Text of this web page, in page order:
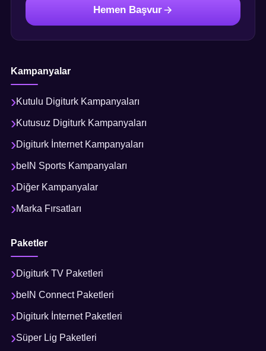
Hemen Başvur
Kampanyalar
Kutulu Digiturk Kampanyaları
Kutusuz Digiturk Kampanyaları
Digiturk İnternet Kampanyaları
beIN Sports Kampanyaları
Diğer Kampanyalar
Marka Fırsatları
Paketler
Digiturk TV Paketleri
beIN Connect Paketleri
Digiturk İnternet Paketleri
Süper Lig Paketleri